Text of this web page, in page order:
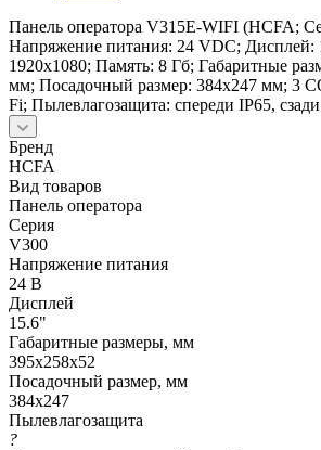
Панель оператора V315E-WIFI (HCFA;
Напряжение питания: 24 VDC; Дисплей:
1920x1080; Память: 8 Гб; Габаритные
мм; Посадочный размер: 384х247 мм; 3
Fi; Пылевлагозащита: cпереди IP65,
Бренд
HCFA
Вид товаров
Панель оператора
Серия
V300
Напряжение питания
24 В
Дисплей
15.6"
Габаритные размеры, мм
395х258х52
Посадочный размер, мм
384х247
Пылевлагозащита
?